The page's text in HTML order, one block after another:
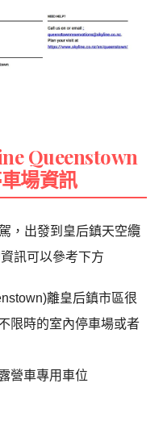
Queenstown
場資訊
，出發到皇后鎮天空纜
訊可以參考下方
離皇后鎮市區很
限時的室內停車場或者
營車專用車位